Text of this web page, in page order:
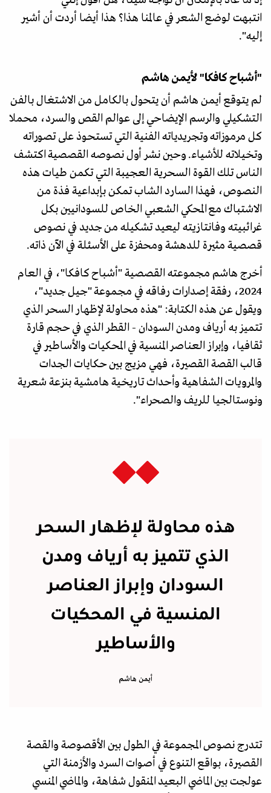
انتبهت لوضع الشعر في عالمنا هذا؟ هذا أيضا أردت أن أشير
إليه".
"أشباح كافكا" لأيمن هاشم
لم يتوقع أيمن هاشم أن يتحول بالكامل من الاشتغال بالفن
التشكيلي والرسم الإيضاحي إلى عوالم القص والسرد، محملا
كل مرموزاته وتجريدياته الفنية التي تستحوذ على تصوراته
وتخيلاته للأشياء. وحين نشر أول نصوصه القصصية اكتشف
الناس تلك القوة السحرية العجيبة التي تكمن طيات هذه
النصوص، فهذا السارد الشاب تمكن بإبداعية فذة من
الاشتباك مع المحكي الشعبي الخاص للسودانيين بكل
غرائبيته وفانتازيته ليعيد تشكيله من جديد في نصوص
قصصية مثيرة للدهشة ومحفزة على الأسئلة في الآن ذاته.
أخرج هاشم مجموعته القصصية "أشباح كافكا"، في العام
2024، رفقة إصدارات رفاقه في مجموعة "جيل جديد"،
ويقول عن هذه الكتابة: "هذه محاولة لإظهار السحر الذي
تتميز به أرياف ومدن السودان - القطر الذي في حجم قارة
ثقافيا، وإبراز العناصر المنسية في المحكيات والأساطير في
قالب القصة القصيرة، فهي مزيج بين حكايات الجدات
والمرويات الشفاهية وأحداث تاريخية هامشية بنزعة شعرية
ونوستالجيا للريف والصحراء".
هذه محاولة لإظهار السحر
الذي تتميز به أرياف ومدن
السودان وإبراز العناصر
المنسية في المحكيات
والأساطير
أيمن هاشم
تتدرج نصوص المجموعة في الطول بين الأقصوصة والقصة
القصيرة، بواقع التنوع في أصوات السرد والأزمنة التي
عولجت بين الماضي البعيد المنقول شفاهة، والماضي المنسي